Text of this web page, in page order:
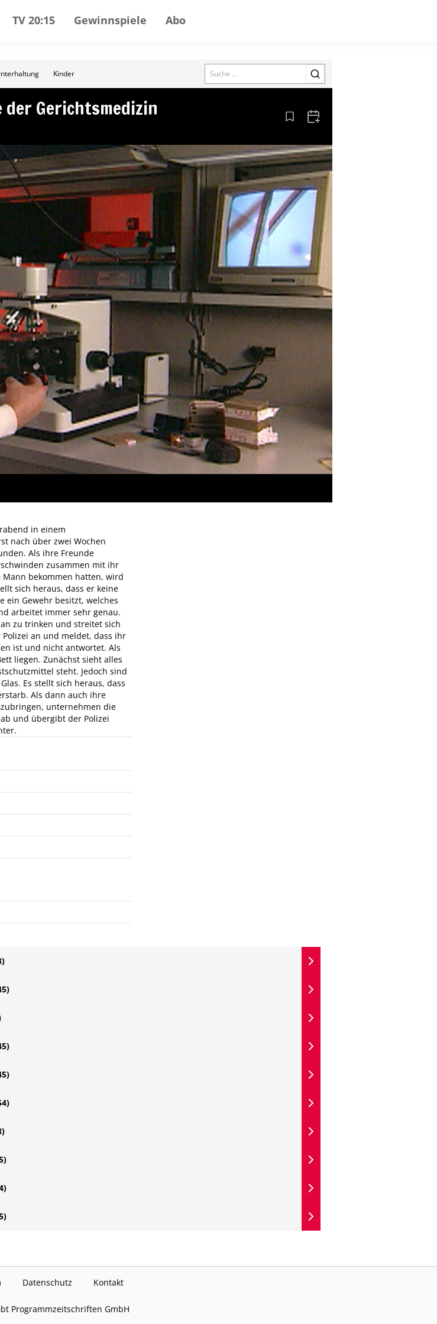
TV 20:15 Gewinnspiele Abo
Kinder Search
der Gerichtsmedizin
Aus den Lesezeichen entfernen
Zum Kalender hinzufügen
in einem
nach über zwei Wochen
Als ihre Freunde
zusammen mit ihr
bekommen hatten, wird
sich heraus, dass er keine
ein Gewehr besitzt, welches
arbeitet immer sehr genau.
zu trinken und streitet sich
an und meldet, dass ihr
ist und nicht antwortet. Als
liegen. Zunächst sieht alles
steht. Jedoch sind
Es stellt sich heraus, dass
Als dann auch ihre
unternehmen die
und übergibt der Polizei
Datenschutz Kontakt
Programmzeitschriften GmbH